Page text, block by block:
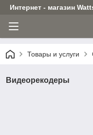
Интернет - магазин
Товары и услуги
Видеорекодеры